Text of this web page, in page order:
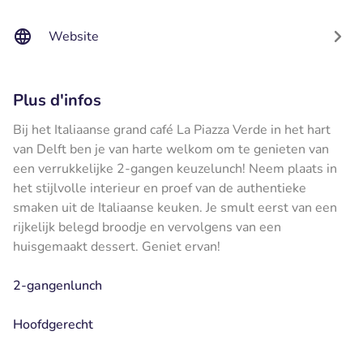
Website
Plus d'infos
Bij het Italiaanse grand café La Piazza Verde in het hart
van Delft ben je van harte welkom om te genieten van
een verrukkelijke 2-gangen keuzelunch! Neem plaats in
het stijlvolle interieur en proef van de authentieke
smaken uit de Italiaanse keuken. Je smult eerst van een
rijkelijk belegd broodje en vervolgens van een
huisgemaakt dessert. Geniet ervan!
2-gangenlunch
Hoofdgerecht